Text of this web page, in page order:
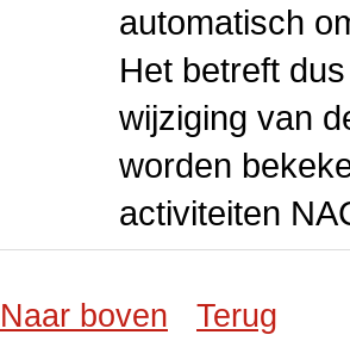
automatisch
Het betreft
wijziging van
worden
activiteiten
Naar boven Terug